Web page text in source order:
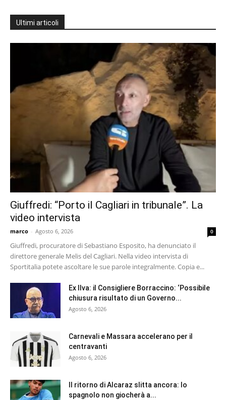
Ultimi articoli
Giuffredi: “Porto il Cagliari in tribunale”. La
video intervista
marco - Agosto 6, 2026 0
Giuffredi, procuratore di Sebastiano Esposito, ha denunciato il
direttore generale Melis del Cagliari. Nella video intervista di
Sportitalia potete ascoltare le sue parole integralmente. Copia e...
Ex Ilva: il Consigliere Borraccino: ‘Possibile
chiusura risultato di un Governo...
Agosto 6, 2026
Carnevali e Massara accelerano per il
centravanti
Agosto 6, 2026
Il ritorno di Alcaraz slitta ancora: lo
spagnolo non giocherà a...